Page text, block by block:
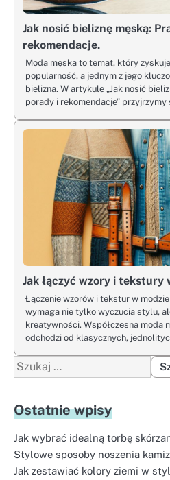
Jak nosić bieliznę męską:
rekomendacje.
Moda męska to temat, który
popularność, a jednym z jego
bielizna. W artykule „Jak nosić
porady i rekomendacje” przyjrzymy
Jak łączyć wzory i tekstury
Łączenie wzorów i tekstur w
wymaga nie tylko wyczucia stylu,
kreatywności. Współczesna moda
odchodzi od klasycznych,
Szukaj:
Ostatnie wpisy
Jak wybrać idealną torbę
Stylowe sposoby noszenia
Jak zestawiać kolory ziemi w